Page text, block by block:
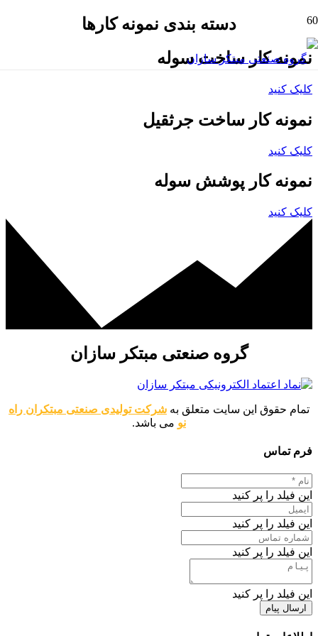
دسته بندی نمونه کارها
نمونه کار ساخت سوله
کلیک کنید
نمونه کار ساخت جرثقیل
کلیک کنید
نمونه کار پوشش سوله
کلیک کنید
گروه صنعتی مبتکر سازان
تمام حقوق این سایت متعلق به شرکت تولیدی صنعتی مبتکران راه
نو می باشد.
فرم تماس
این فیلد را پر کنید
این فیلد را پر کنید
این فیلد را پر کنید
این فیلد را پر کنید
ارسال پیام